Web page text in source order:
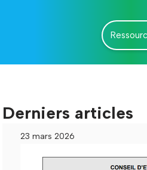
Derniers articles
23 mars 2026